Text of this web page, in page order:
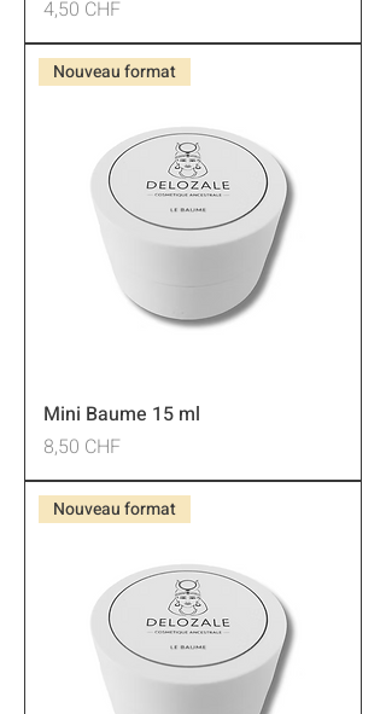
Preis
4,50 CHF
Nouveau format
Mini Baume 15 ml
Preis
8,50 CHF
Nouveau format